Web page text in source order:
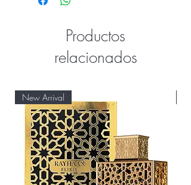
Productos
relacionados
New Arrival